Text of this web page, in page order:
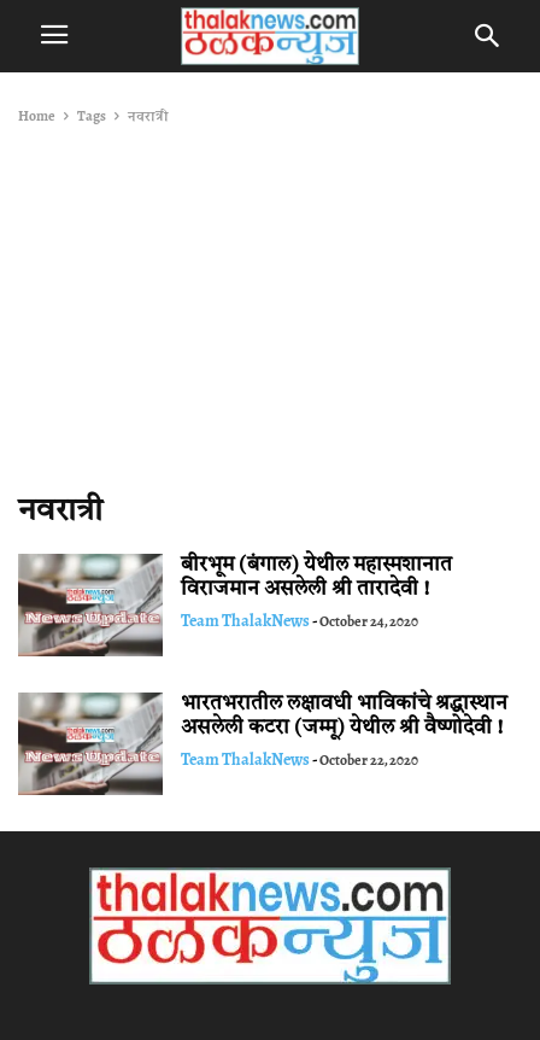
Home Tags नवरात्री
नवरात्री
बीरभूम (बंगाल) येथील महास्मशानात
विराजमान असलेली श्री तारादेवी !
Team ThalakNews-October 24, 2020
भारतभरातील लक्षावधी भाविकांचे श्रद्धास्थान
असलेली कटरा (जम्मू) येथील श्री वैष्णोदेवी !
Team ThalakNews-October 22, 2020